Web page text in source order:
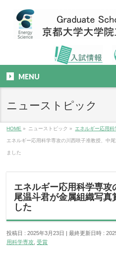
MENU
ニューストピック
HOME » ニューストピック » エネルギー応用科
エネルギー応用科学専攻の川西咲子准教授、中
ました
エネルギー応用科学専攻
尾温斗君が金属組織写真
した
投稿日 : 2025年3月23日 最終更新日時 :
用科学専攻 ,受賞